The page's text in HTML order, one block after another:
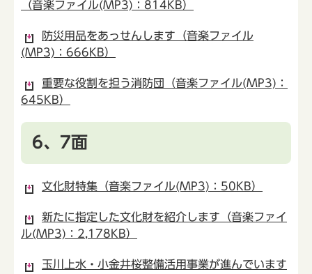
（音楽ファイル(MP3)：814KB）
防災用品をあっせんします（音楽ファイル
(MP3)：666KB）
重要な役割を担う消防団（音楽ファイル(MP3)：
645KB）
6、7面
文化財特集（音楽ファイル(MP3)：50KB）
新たに指定した文化財を紹介します（音楽ファイ
ル(MP3)：2,178KB）
玉川上水・小金井桜整備活用事業が進んでいます